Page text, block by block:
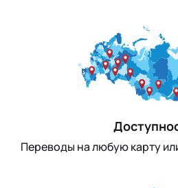
Переводы на любую карту